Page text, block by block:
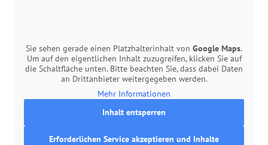
Sie sehen gerade einen Platzhalterinhalt von Google Maps.
Um auf den eigentlichen Inhalt zuzugreifen, klicken Sie auf
die Schaltfläche unten. Bitte beachten Sie, dass dabei Daten
an Drittanbieter weitergegeben werden.
Mehr Informationen
Inhalt entsperren
Erforderlichen Service akzeptieren und Inhalte